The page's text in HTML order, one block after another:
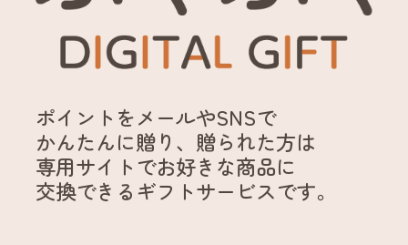
ポイントをメールやSNSで
かんたんに贈り、 贈られた方は
専用サイトでお好きな商品に
交換できるギフトサービスです。